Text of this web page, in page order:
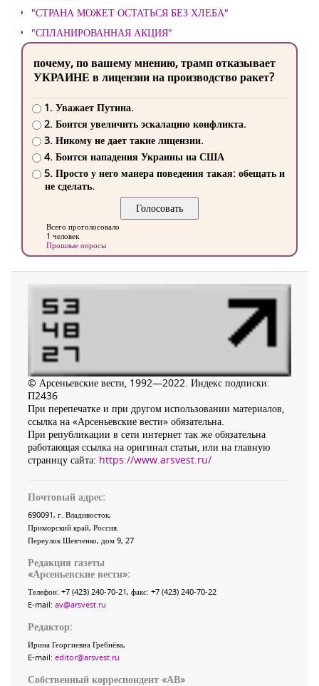
"СТРАНА МОЖЕТ ОСТАТЬСЯ БЕЗ ХЛЕБА"
"СПЛАНИРОВАННАЯ АКЦИЯ"
почему, по вашему мнению, трамп отказывает
УКРАИНЕ в лицензии на производство ракет?
1. Уважает Путина.
2. Боится увеличить эскалацию конфликта.
3. Никому не дает такие лицензии.
4. Боится нападения Украины на США
5. Просто у него манера поведения такая: обещать и
не сделать.
Всего проголосовало
1 человек
Прошлые опросы
© Арсеньевские вести, 1992—2022. Индекс подписки:
П2436
При перепечатке и при другом использовании материалов,
ссылка на «Арсеньевские вести» обязательна.
При републикации в сети интернет так же обязательна
работающая ссылка на оригинал статьи, или на главную
страницу сайта: https://www.arsvest.ru/
Почтовый адрес:
690091, г. Владивосток,
Приморский край, Россия.
Переулок Шевченко, дом 9, 27
Редакция газеты
«Арсеньевские вести»:
Телефон: +7 (423) 240-70-21, факс: +7 (423) 240-70-22
E-mail: av@arsvest.ru
Редактор:
Ирина Георгиевна Гребнёва,
E-mail: editor@arsvest.ru
Собственный корреспондент «АВ»